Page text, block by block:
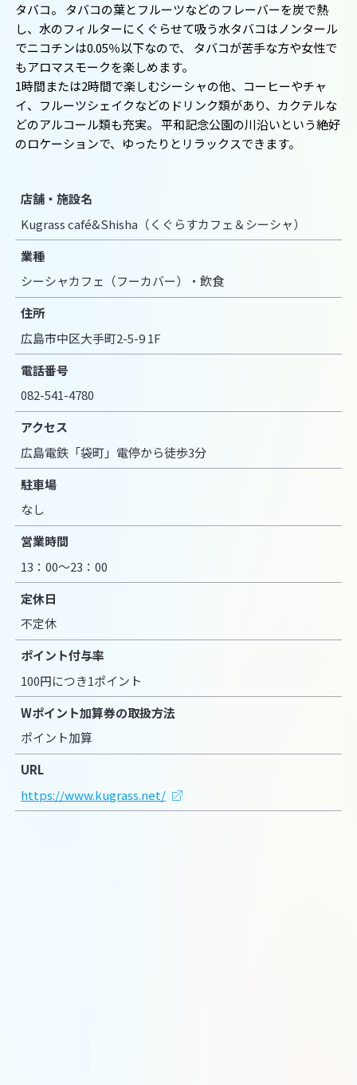
タバコ。 タバコの葉とフルーツなどのフレーバーを炭で熱
し、水のフィルターにくぐらせて吸う水タバコはノンタール
でニコチンは0.05％以下なので、 タバコが苦手な方や女性で
もアロマスモークを楽しめます。
1時間または2時間で楽しむシーシャの他、コーヒーやチャ
イ、フルーツシェイクなどのドリンク類があり、カクテルな
どのアルコール類も充実。 平和記念公園の川沿いという絶好
のロケーションで、ゆったりとリラックスできます。
店舗・施設名
Kugrass café&Shisha（くぐらすカフェ＆シーシャ）
業種
シーシャカフェ（フーカバー）・飲食
住所
広島市中区大手町2-5-9 1F
電話番号
082-541-4780
アクセス
広島電鉄「袋町」電停から徒歩3分
駐車場
なし
営業時間
13：00～23：00
定休日
不定休
ポイント付与率
100円につき1ポイント
Wポイント加算券の取扱方法
ポイント加算
URL
https://www.kugrass.net/